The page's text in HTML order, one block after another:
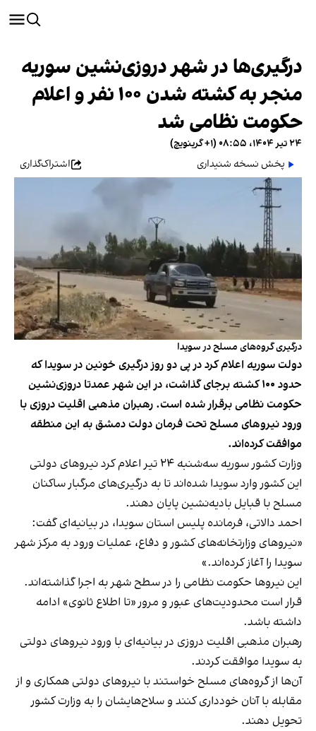
درگیری‌ها در شهر دروزی‌نشین سوریه
منجر به کشته شدن ۱۰۰ نفر و اعلام
حکومت نظامی شد
۲۴ تیر ۱۴۰۴، ۰۸:۵۵ (‎+۱ گرینویچ)
پخش نسخه شنیداری
اشتراک‌گذاری
درگیری گروه‌های مسلح در سویدا
دولت سوریه اعلام کرد در پی دو روز درگیری خونین در سویدا که
حدود ۱۰۰ کشته برجای گذاشت، در این شهر عمدتا دروزی‌نشین
حکومت نظامی برقرار شده است. رهبران مذهبی اقلیت دروزی با
ورود نیروهای مسلح تحت فرمان دولت دمشق به این منطقه
موافقت کرده‌اند.
وزارت کشور سوریه سه‌شنبه ۲۴ تیر اعلام کرد نیروهای دولتی
این کشور وارد سویدا شده‌اند تا به درگیری‌های مرگبار ساکنان
مسلح با قبایل بادیه‌نشین پایان دهند.
احمد دالاتی، فرمانده پلیس استان سویدا، در بیانیه‌ای گفت:
«نیروهای وزارتخانه‌های کشور و دفاع، عملیات ورود به مرکز شهر
سویدا را آغاز کرده‌اند.»
این نیروها حکومت نظامی را در سطح شهر به اجرا گذاشته‌اند.
قرار است محدودیت‌های عبور و مرور «تا اطلاع ثانوی» ادامه
داشته باشد.
رهبران مذهبی اقلیت دروزی در بیانیه‌ای با ورود نیروهای دولتی
به سویدا موافقت کردند.
آن‌ها از گروه‌های مسلح خواستند با نیروهای دولتی همکاری و از
مقابله با آنان خودداری کنند و سلاح‌هایشان را به وزارت کشور
تحویل دهند.